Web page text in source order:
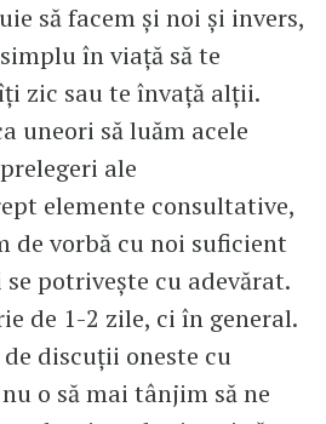
să facem și noi și invers,
în viață să te
zic sau te învață alții.
uneori să luăm acele
ale
elemente consultative,
de vorbă cu noi suficient
se potrivește cu adevărat.
de 1-2 zile, ci în general.
discuții oneste cu
o să mai tânjim să ne